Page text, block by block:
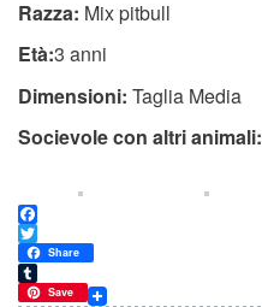
Razza: Mix pitbull
Età:3 anni
Dimensioni: Taglia Media
Socievole con altri animali:
Facebook
Twitter
Share
Tumblr
Save